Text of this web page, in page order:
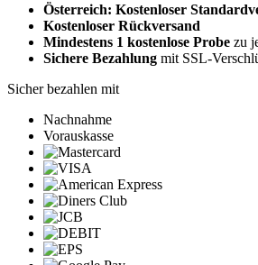
Österreich: Kostenloser
Kostenloser Rückversand
Mindestens 1 kostenlose Probe zu
Sichere Bezahlung mit SSL-
Sicher bezahlen mit
Nachnahme
Vorauskasse